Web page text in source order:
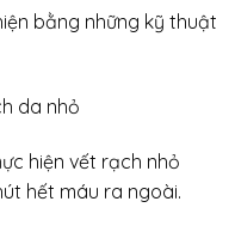
bằng những kỹ thuật
da nhỏ
hiện vết rạch nhỏ
hết máu ra ngoài.